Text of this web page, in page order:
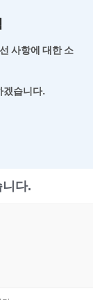
사항에 대한 소
겠습니다.
다.